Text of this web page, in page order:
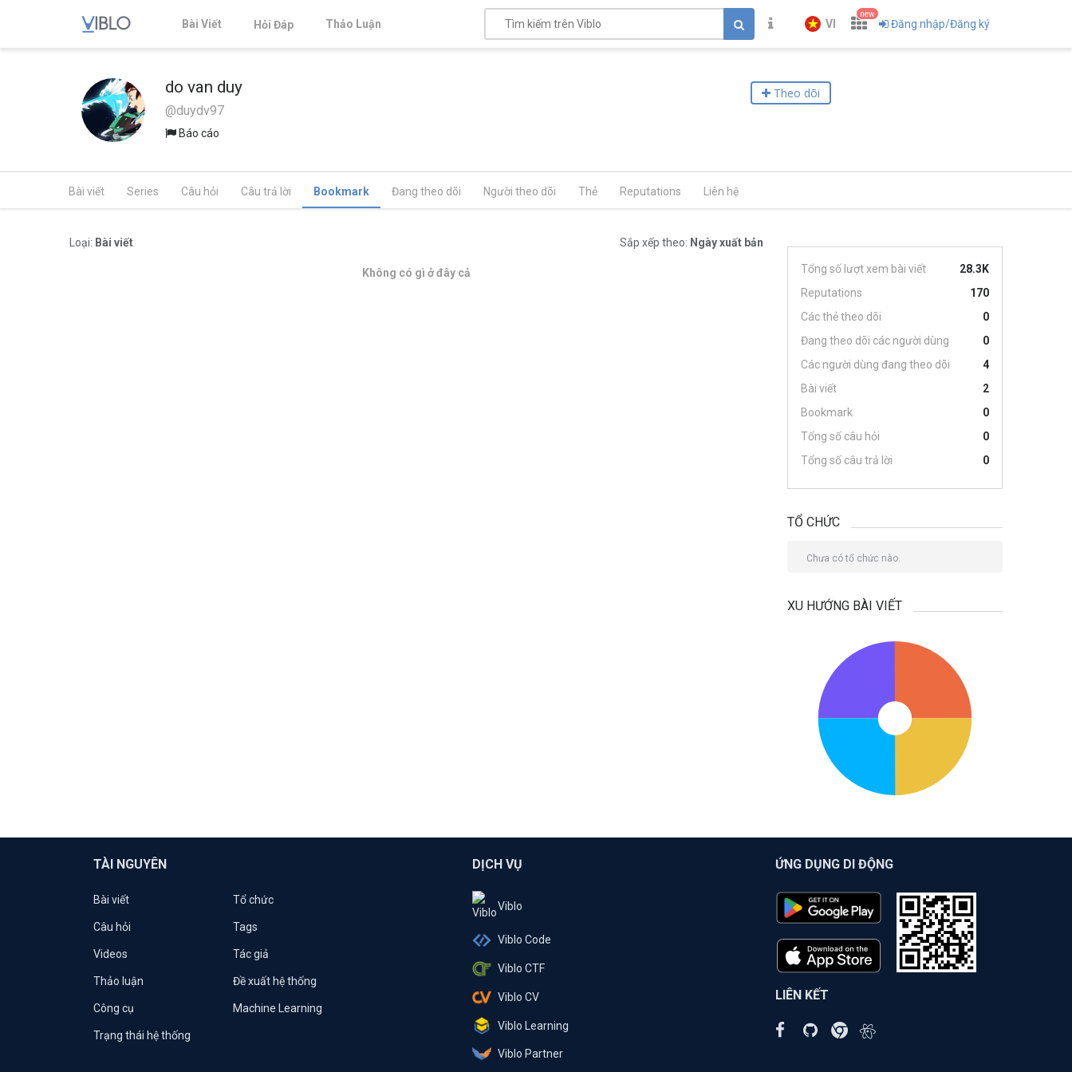
Bài Viết Hỏi Đáp Thảo Luận VI
new
Đăng nhập/Đăng ký
do van duy
@duydv97
Báo cáo
Theo dõi
Bài viết Series Câu hỏi Câu trả lời Bookmark Đang theo dõi Người theo dõi Thẻ Reputations Liên hệ
Loại: Bài viết Sắp xếp theo: Ngày xuất bản
Không có gì ở đây cả Tổng số lượt xem bài viết
28.3K
Reputations
170
Các thẻ theo dõi
0
Đang theo dõi các người dùng
0
Các người dùng đang theo dõi
4
Bài viết
2
Bookmark
0
Tổng số câu hỏi
0
Tổng số câu trả lời
0
TỔ CHỨC
Chưa có tổ chức nào.
XU HƯỚNG BÀI VIẾT
TÀI NGUYÊN
Bài viết Tổ chức
Câu hỏi Tags
Videos Tác giả
Thảo luận Đề xuất hệ thống
Công cụ Machine Learning
Trạng thái hệ thống
DỊCH VỤ
Viblo
Viblo Code
Viblo CTF
Viblo CV
Viblo Learning
Viblo Partner
ỨNG DỤNG DI ĐỘNG
LIÊN KẾT